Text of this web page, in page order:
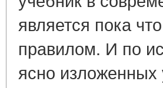
является пока
правилом. И по
ясно изложенных